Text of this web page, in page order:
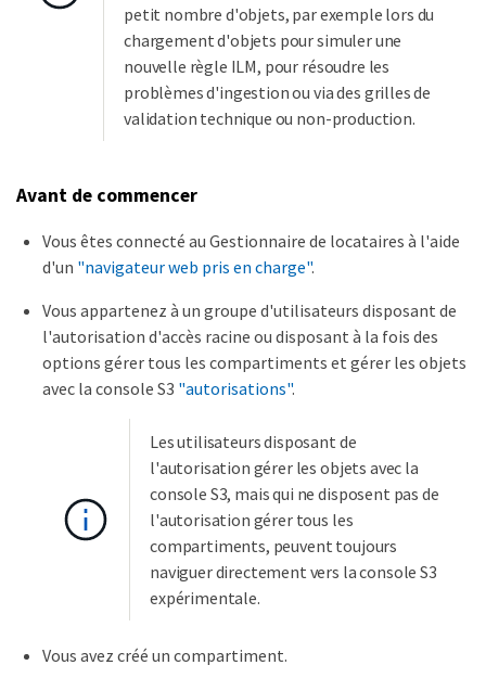
petit nombre d'objets, par exemple lors du
chargement d'objets pour simuler une
nouvelle règle ILM, pour résoudre les
problèmes d'ingestion ou via des grilles de
validation technique ou non-production.
Avant de commencer
Vous êtes connecté au Gestionnaire de locataires à l'aide
d'un "navigateur web pris en charge".
Vous appartenez à un groupe d'utilisateurs disposant de
l'autorisation d'accès racine ou disposant à la fois des
options gérer tous les compartiments et gérer les objets
avec la console S3 "autorisations".
Les utilisateurs disposant de
l'autorisation gérer les objets avec la
console S3, mais qui ne disposent pas de
l'autorisation gérer tous les
compartiments, peuvent toujours
naviguer directement vers la console S3
expérimentale.
Vous avez créé un compartiment.